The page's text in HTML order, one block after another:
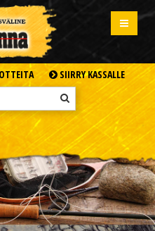
SIIRRY KASSALLE